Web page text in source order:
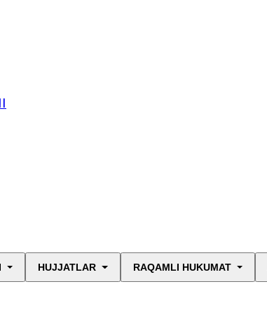
HUJJATLAR RAQAMLI HUKUMAT